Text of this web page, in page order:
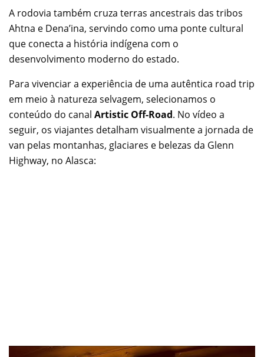
A rodovia também cruza terras ancestrais das tribos
Ahtna e Dena’ina, servindo como uma ponte cultural
que conecta a história indígena com o
desenvolvimento moderno do estado.
Para vivenciar a experiência de uma autêntica road trip
em meio à natureza selvagem, selecionamos o
conteúdo do canal Artistic Off-Road. No vídeo a
seguir, os viajantes detalham visualmente a jornada de
van pelas montanhas, glaciares e belezas da Glenn
Highway, no Alasca: